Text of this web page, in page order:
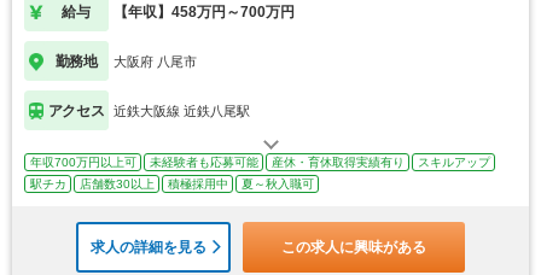
給与 【年収】458万円～700万円
勤務地 大阪府 八尾市
アクセス 近鉄大阪線 近鉄八尾駅
年収700万円以上可 未経験者も応募可能 産休・育休取得実績有り
スキルアップ
駅チカ
店舗数30以上 積極採用中 夏～秋入職可
求人の詳細を見る この求人に興味がある